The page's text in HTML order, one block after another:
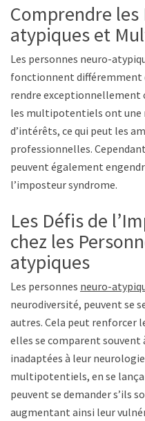
Comprendre les
atypiques et
Les personnes neuro-
fonctionnent différemment
rendre exceptionnellement
les multipotentiels ont
d’intérêts, ce qui peut les
professionnelles.
peuvent également
l’imposteur syndrome.
Les Défis de
chez les
atypiques
Les personnes neuro-
neurodiversité, peuvent se
autres. Cela peut renforcer
elles se comparent souvent
inadaptées à leur
multipotentiels, en se
peuvent se demander s’ils
augmentant ainsi leur